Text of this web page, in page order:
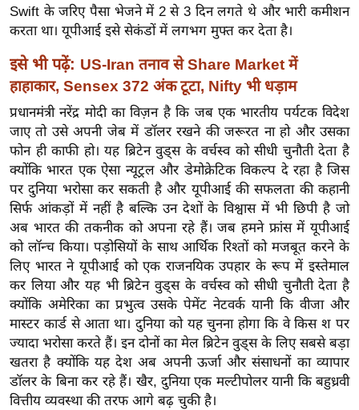
न्यू
ज
ब्री
फ
म
नो
रं
ज
न
ज
ग
त
बॉ
ली
वु
ड
हॉ
ली
वु
Swift के जरिए पैसा भेजने में 2 से 3 दिन लगते थे और भारी कमीशन
करता था। यूपीआई इसे सेकंडों में लगभग मुफ्त कर देता है।
इसे भी पढ़ें: US-Iran तनाव से Share Market में
हाहाकार, Sensex 372 अंक टूटा, Nifty भी धड़ाम
प्रधानमंत्री नरेंद्र मोदी का विज़न है कि जब एक भारतीय पर्यटक विदेश
जाए तो उसे अपनी जेब में डॉलर रखने की जरूरत ना हो और उसका
फोन ही काफी हो। यह ब्रिटेन वुड्स के वर्चस्व को सीधी चुनौती देता है
क्योंकि भारत एक ऐसा न्यूट्रल और डेमोक्रेटिक विकल्प दे रहा है जिस
पर दुनिया भरोसा कर सकती है और यूपीआई की सफलता की कहानी
सिर्फ आंकड़ों में नहीं है बल्कि उन देशों के विश्वास में भी छिपी है जो
अब भारत की तकनीक को अपना रहे हैं। जब हमने फ्रांस में यूपीआई
को लॉन्च किया। पड़ोसियों के साथ आर्थिक रिश्तों को मजबूत करने के
लिए भारत ने यूपीआई को एक राजनयिक उपहार के रूप में इस्तेमाल
कर लिया और यह भी ब्रिटेन वुड्स के वर्चस्व को सीधी चुनौती देता है
क्योंकि अमेरिका का प्रभुत्व उसके पेमेंट नेटवर्क यानी कि वीजा और
मास्टर कार्ड से आता था। दुनिया को यह चुनना होगा कि वे किस श पर
ज्यादा भरोसा करते हैं। इन दोनों का मेल ब्रिटेन वुड्स के लिए सबसे बड़ा
खतरा है क्योंकि यह देश अब अपनी ऊर्जा और संसाधनों का व्यापार
डॉलर के बिना कर रहे हैं। खैर, दुनिया एक मल्टीपोलर यानी कि बहुध्रवी
वित्तीय व्यवस्था की तरफ आगे बढ़ चुकी है।